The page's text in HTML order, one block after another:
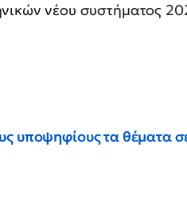
νέου συστήματος
υποψηφίους τα θέματα